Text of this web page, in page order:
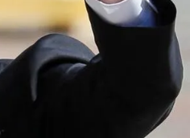
Советы Для Беженцев